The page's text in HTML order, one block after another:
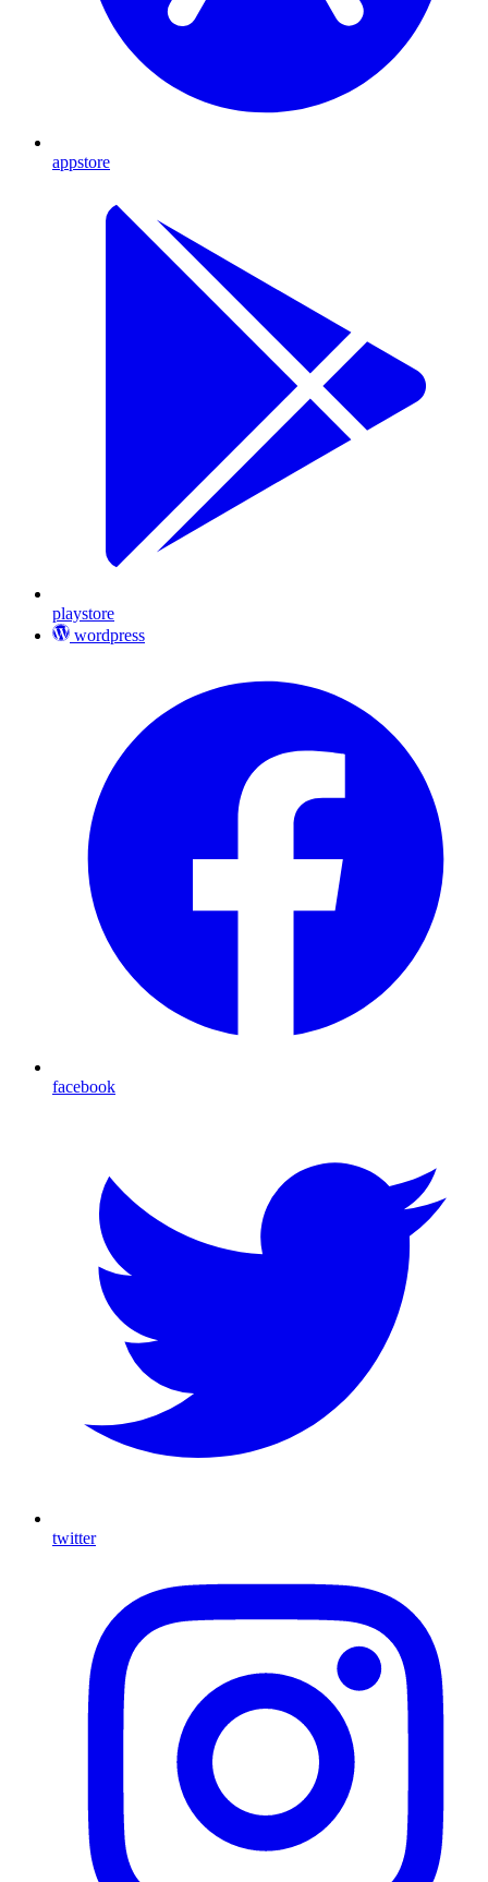
appstore
playstore
wordpress
facebook
twitter